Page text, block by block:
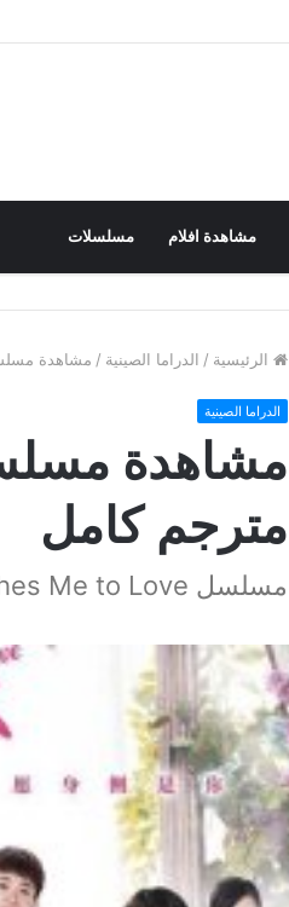
مشاهدة افلام مسلسلات
الرئيسية / الدراما الصينية / مشاهدة
الدراما الصينية
مشاهدة
مترجم كامل
مسلسل Time Teaches Me to Love مترجم